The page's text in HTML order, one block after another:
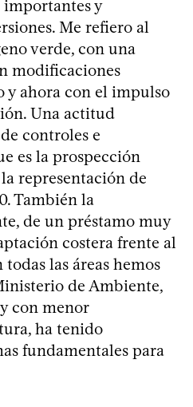
importantes y
Me refiero al
verde, con una
modificaciones
y ahora con el impulso
Una actitud
controles e
es la prospección
representación de
También la
de un préstamo muy
costera frente al
las áreas hemos
de Ambiente,
con menor
ha tenido
fundamentales para